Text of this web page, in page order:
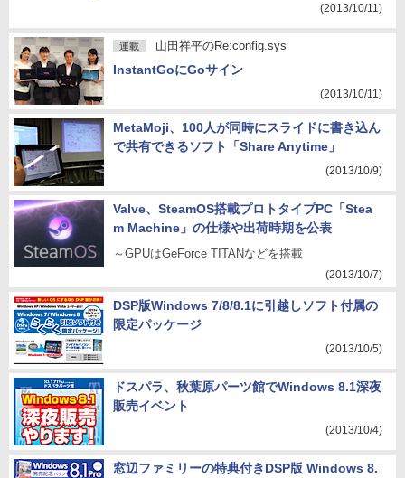
(2013/10/11)
連載 山田祥平のRe:config.sys
InstantGoにGoサイン
(2013/10/11)
MetaMoji、100人が同時にスライドに書き込ん
で共有できるソフト「Share Anytime」
(2013/10/9)
Valve、SteamOS搭載プロトタイプPC「Stea
m Machine」の仕様や出荷時期を公表
～GPUはGeForce TITANなどを搭載
(2013/10/7)
DSP版Windows 7/8/8.1に引越しソフト付属の
限定パッケージ
(2013/10/5)
ドスパラ、秋葉原パーツ館でWindows 8.1深夜
販売イベント
(2013/10/4)
窓辺ファミリーの特典付きDSP版 Windows 8.